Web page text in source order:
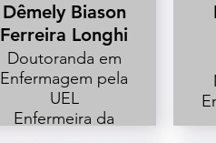
Dêmely Biason
Ferreira Longhi
Doutoranda em
Enfermagem pela
UEL
Enfermeira da
Atenção Primária